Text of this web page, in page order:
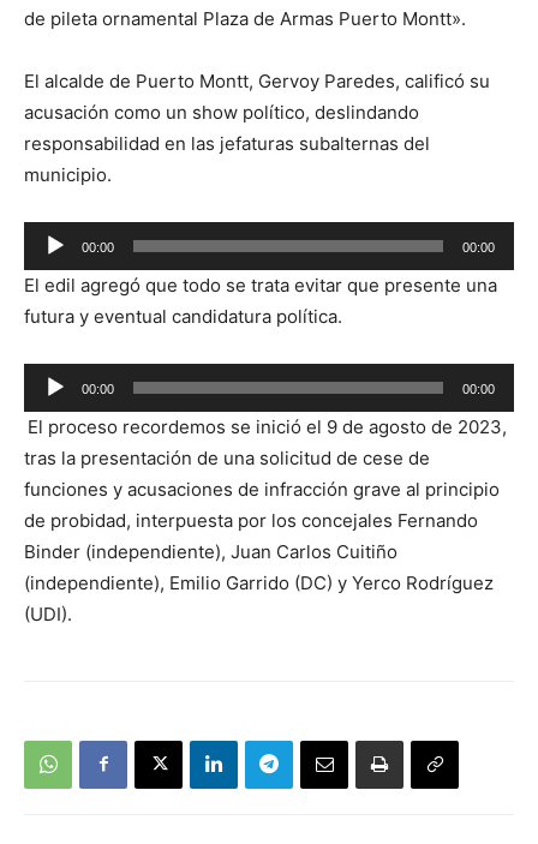
de pileta ornamental Plaza de Armas Puerto Montt».
El alcalde de Puerto Montt, Gervoy Paredes, calificó su
acusación como un show político, deslindando
responsabilidad en las jefaturas subalternas del
municipio.
Reproductor
de
audio
00:00 00:00
El edil agregó que todo se trata evitar que presente una
futura y eventual candidatura política.
Reproductor
de
audio
00:00 00:00
El proceso recordemos se inició el 9 de agosto de 2023,
tras la presentación de una solicitud de cese de
funciones y acusaciones de infracción grave al principio
de probidad, interpuesta por los concejales Fernando
Binder (independiente), Juan Carlos Cuitiño
(independiente), Emilio Garrido (DC) y Yerco Rodríguez
(UDI).